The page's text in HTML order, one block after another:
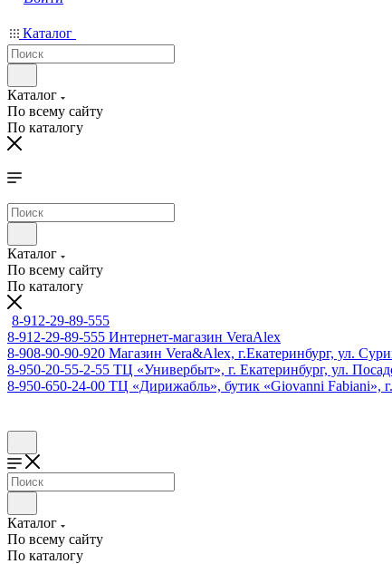
Каталог
Каталог
По всему сайту
По каталогу
Каталог
По всему сайту
По каталогу
8-912-29-89-555
8-912-29-89-555 Интернет-магазин VeraAlex
8-908-90-90-920 Магазин Vera&Alex, г.Екатеринбург, ул.
8-950-20-55-2-55 ТЦ «Универбыт», г. Екатеринбург, ул.
8-950-650-24-00 ТЦ «Дирижабль», бутик «Giovanni Fabiani»,
Каталог
По всему сайту
По каталогу